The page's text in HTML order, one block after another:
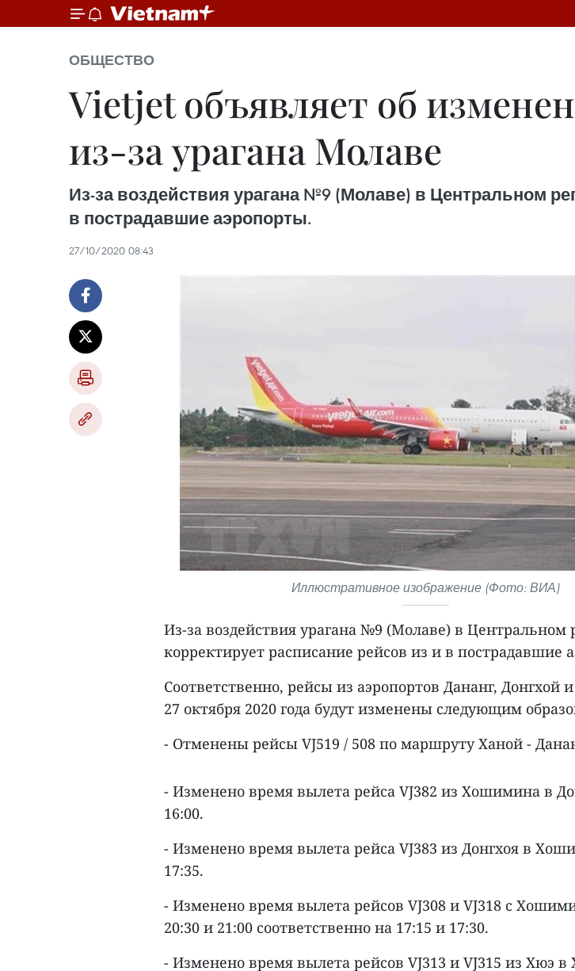
ОБЩЕСТВО
Vietjet объявляет об
из-за урагана Молаве
Из-за воздействия урагана №9 (Молаве) в Центральном
в пострадавшие аэропорты.
27/10/2020 08:43
Иллюстративное изображение (Фото: ВИА)
Из-за воздействия урагана №9 (Молаве) в Центральном
корректирует расписание рейсов из и в пострадавшие
Соответственно, рейсы из аэропортов Дананг, Донгхой
27 октября 2020 года будут изменены следующим
- Отменены рейсы VJ519 / 508 по маршруту Ханой -
- Изменено время вылета рейса VJ382 из Хошимина в
16:00.
- Изменено время вылета рейса VJ383 из Донгхоя в
17:35.
- Изменено время вылета рейсов VJ308 и VJ318 с
20:30 и 21:00 соответственно на 17:15 и 17:30.
- Изменено время вылета рейсов VJ313 и VJ315 из Хюэ